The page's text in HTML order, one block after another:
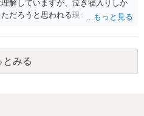
解していますが、泣き寝入りしか
だろうと思われる現金の引き出し
ものですが、遺産全体での保険金
いで、保険金が掛け金の額と同様
留分の対象となる可能性がありま
手に渡ったかどうか、そのとき父
とみる